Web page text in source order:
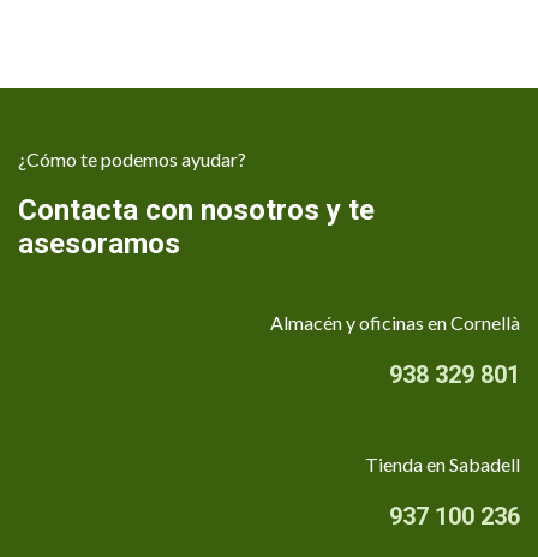
¿Cómo te podemos ayudar?
Contacta con nosotros y te
asesoramos
Almacén y oficinas en Cornellà
938 329 801
Tienda en Sabadell
937 100 236